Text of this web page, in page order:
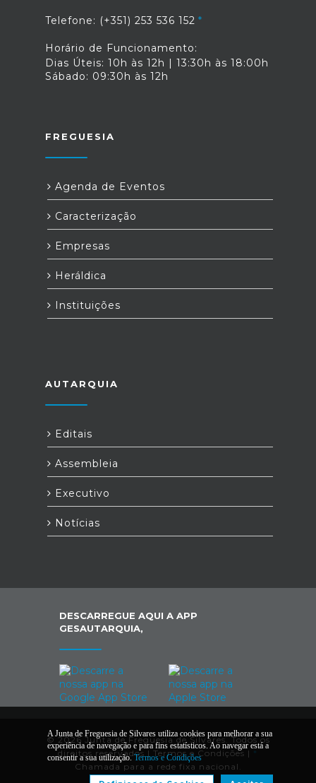
Telefone: (+351) 253 536 152
Horário de Funcionamento:
Dias Úteis: 10h às 12h | 13:30h às 18:00h
Sábado: 09:30h às 12h
FREGUESIA
Agenda de Eventos
Caracterização
Empresas
Heráldica
Instituições
AUTARQUIA
Editais
Assembleia
Executivo
Notícias
DESCARREGUE AQUI A APP
GESAUTARQUIA,
© 2026 Junta de Freguesia de Silvares. Todos os
direitos reservados | Termos e Condições | *
Chamada para a rede fixa nacional.
A Junta de Freguesia de Silvares utiliza cookies para melhorar a sua
experiência de navegação e para fins estatísticos. Ao navegar está a
consentir a sua utilização.Termos e Condições